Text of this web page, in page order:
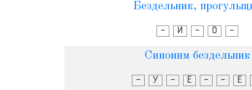
Бездельник,
- И - О -
Синоним бездельник
- У - Е - - Е